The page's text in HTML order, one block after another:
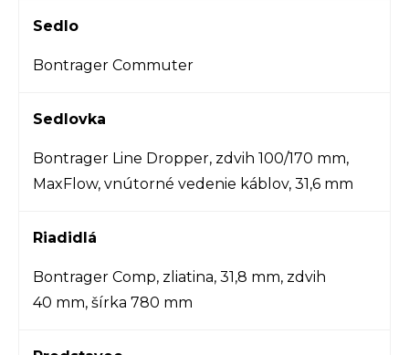
Sedlo
Bontrager Commuter
Sedlovka
Bontrager Line Dropper, zdvih 100/170 mm,
MaxFlow, vnútorné vedenie káblov, 31,6 mm
Riadidlá
Bontrager Comp, zliatina, 31,8 mm, zdvih
40 mm, šírka 780 mm